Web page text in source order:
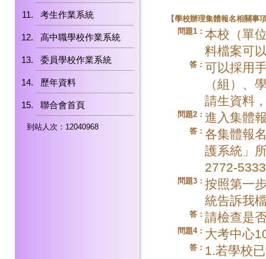
考生作業系統
高中職學校作業系統
委員學校作業系統
歷年資料
聯合會首頁
到站人次：12040968
【學校辦理集體報名相關事
問題1： 本校（單
料檔案可
答： 可以採用
（組）、
請生資料
問題2： 進入集體
答： 各集體報
護系統」
2772-
問題3： 按照第一
統告訴我
答： 請檢查是
問題4： 大考中心
答： 1.若學校